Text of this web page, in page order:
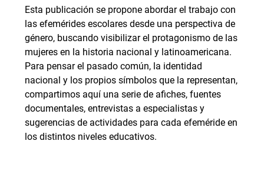
Esta publicación se propone abordar el trabajo con
las efemérides escolares desde una perspectiva de
género, buscando visibilizar el protagonismo de las
mujeres en la historia nacional y latinoamericana.
Para pensar el pasado común, la identidad
nacional y los propios símbolos que la representan,
compartimos aquí una serie de afiches, fuentes
documentales, entrevistas a especialistas y
sugerencias de actividades para cada efeméride en
los distintos niveles educativos.